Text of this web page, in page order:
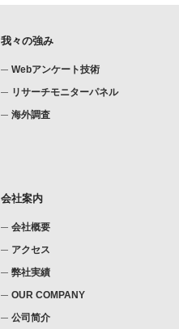
我々の強み
Webアンケート技術
リサーチモニターパネル
海外調査
会社案内
会社概要
アクセス
弊社実績
OUR COMPANY
公司简介